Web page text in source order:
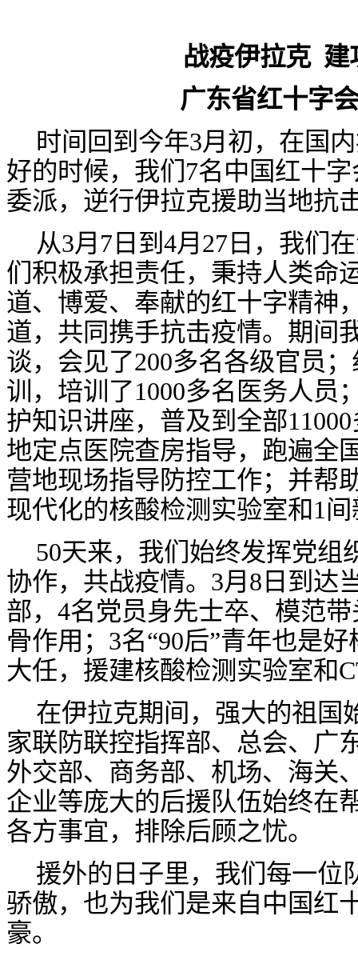
战疫伊拉克建
广东省红十字会
时间回到今年3月初，在国
好的时候，我们7名中国红十
委派，逆行伊拉克援助当地抗
从3月7日到4月27日，我们
们积极承担责任，秉持人类命
道、博爱、奉献的红十字精神
道，共同携手抗击疫情。期间
谈，会见了200多名各级官员
训，培训了1000多名医务人员
护知识讲座，普及到全部
地定点医院查房指导，跑遍全
营地现场指导防控工作；并帮
现代化的核酸检测实验室和1
50天来，我们始终发挥党组
协作，共战疫情。3月8日到达
部，4名党员身先士卒、模范
骨作用；3名“90后”青年也是
大任，援建核酸检测实验室和
在伊拉克期间，强大的祖国
家联防联控指挥部、总会、广
外交部、商务部、机场、海关
企业等庞大的后援队伍始终在
各方事宜，排除后顾之忧。
援外的日子里，我们每一位
骄傲，也为我们是来自中国红
豪。